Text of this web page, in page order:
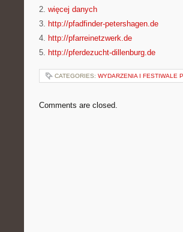
2. więcej danych
3. http://pfadfinder-petershagen.de
4. http://pfarreinetzwerk.de
5. http://pferdezucht-dillenburg.de
CATEGORIES: WYDARZENIA I FESTIWALE
Comments are closed.